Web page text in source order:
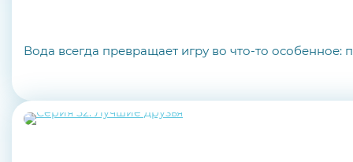
Вода всегда превращает игру во что-то